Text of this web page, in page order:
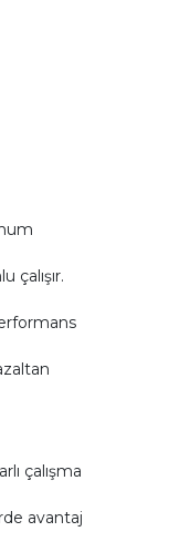
çalışır.
çalışma
avantaj